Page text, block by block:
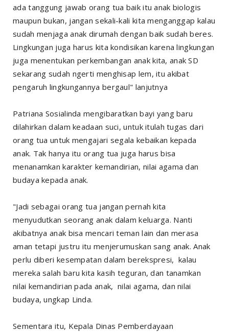
ada tanggung jawab orang tua baik itu anak biologis
maupun bukan, jangan sekali-kali kita menganggap kalau
sudah menjaga anak dirumah dengan baik sudah beres.
Lingkungan juga harus kita kondisikan karena lingkungan
juga menentukan perkembangan anak kita, anak SD
sekarang sudah ngerti menghisap lem, itu akibat
pengaruh lingkungannya bergaul" lanjutnya
Patriana Sosialinda mengibaratkan bayi yang baru
dilahirkan dalam keadaan suci, untuk itulah tugas dari
orang tua untuk mengajari segala kebaikan kepada
anak. Tak hanya itu orang tua juga harus bisa
menanamkan karakter kemandirian, nilai agama dan
budaya kepada anak.
"Jadi sebagai orang tua jangan pernah kita
menyudutkan seorang anak dalam keluarga. Nanti
akibatnya anak bisa mencari teman lain dan merasa
aman tetapi justru itu menjerumuskan sang anak. Anak
perlu diberi kesempatan dalam berekspresi, kalau
mereka salah baru kita kasih teguran, dan tanamkan
nilai kemandirian pada anak, nilai agama, dan nilai
budaya, ungkap Linda.
Sementara itu, Kepala Dinas Pemberdayaan